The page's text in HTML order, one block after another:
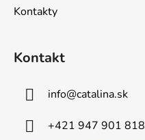
Kontakty
Kontakt
info@catalina.sk
+421 947 901 818